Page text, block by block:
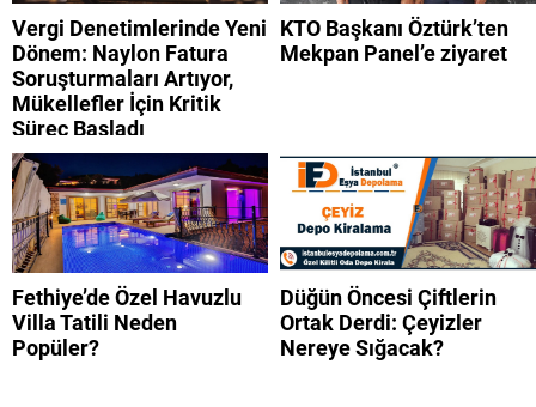
Vergi Denetimlerinde Yeni
Dönem: Naylon Fatura
Soruşturmaları Artıyor,
Mükellefler İçin Kritik
Süreç Başladı
KTO Başkanı Öztürk’ten
Mekpan Panel’e ziyaret
Fethiye’de Özel Havuzlu
Villa Tatili Neden
Popüler?
Düğün Öncesi Çiftlerin
Ortak Derdi: Çeyizler
Nereye Sığacak?